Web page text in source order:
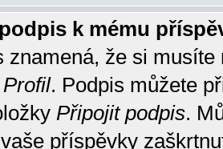
k mému
znamená, že si
Profil. Podpis můžete
Připojit podpis.
příspěvky